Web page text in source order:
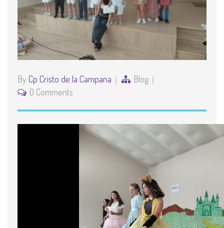
By Cp Cristo de la Campana
Blog
0 Comments